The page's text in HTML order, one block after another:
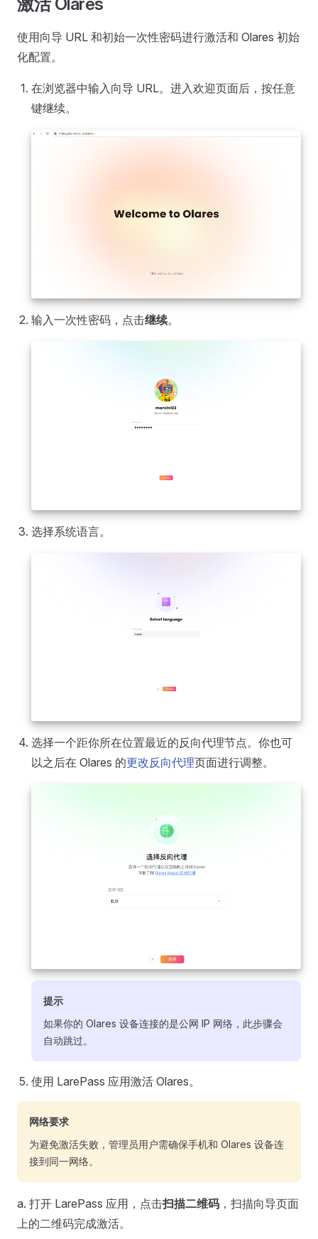
使用向导 URL 和初始一次性密码进行激活和 Olares 初始
化配置。
在浏览器中输入向导 URL。进入欢迎页面后，按任意
键继续。
输入一次性密码，点击继续。
选择系统语言。
选择一个距你所在位置最近的反向代理节点。你也可
以之后在 Olares 的更改反向代理页面进行调整。
提示
如果你的 Olares 设备连接的是公网 IP 网络，此步骤会
自动跳过。
使用 LarePass 应用激活 Olares。
网络要求
为避免激活失败，管理员用户需确保手机和 Olares 设备连
接到同一网络。
a. 打开 LarePass 应用，点击扫描二维码 ，扫描向导页面
上的二维码完成激活。